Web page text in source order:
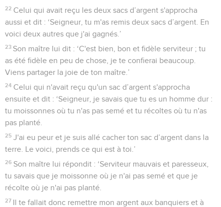
22 Celui qui avait reçu les deux sacs d’argent s'approcha
aussi et dit : ‘Seigneur, tu m'as remis deux sacs d’argent. En
voici deux autres que j'ai gagnés.’
23 Son maître lui dit : ‘C'est bien, bon et fidèle serviteur ; tu
as été fidèle en peu de chose, je te confierai beaucoup.
Viens partager la joie de ton maître.’
24 Celui qui n'avait reçu qu'un sac d’argent s'approcha
ensuite et dit : ‘Seigneur, je savais que tu es un homme dur :
tu moissonnes où tu n'as pas semé et tu récoltes où tu n'as
pas planté.
25 J'ai eu peur et je suis allé cacher ton sac d’argent dans la
terre. Le voici, prends ce qui est à toi.’
26 Son maître lui répondit : ‘Serviteur mauvais et paresseux,
tu savais que je moissonne où je n'ai pas semé et que je
récolte où je n'ai pas planté.
27 Il te fallait donc remettre mon argent aux banquiers et à